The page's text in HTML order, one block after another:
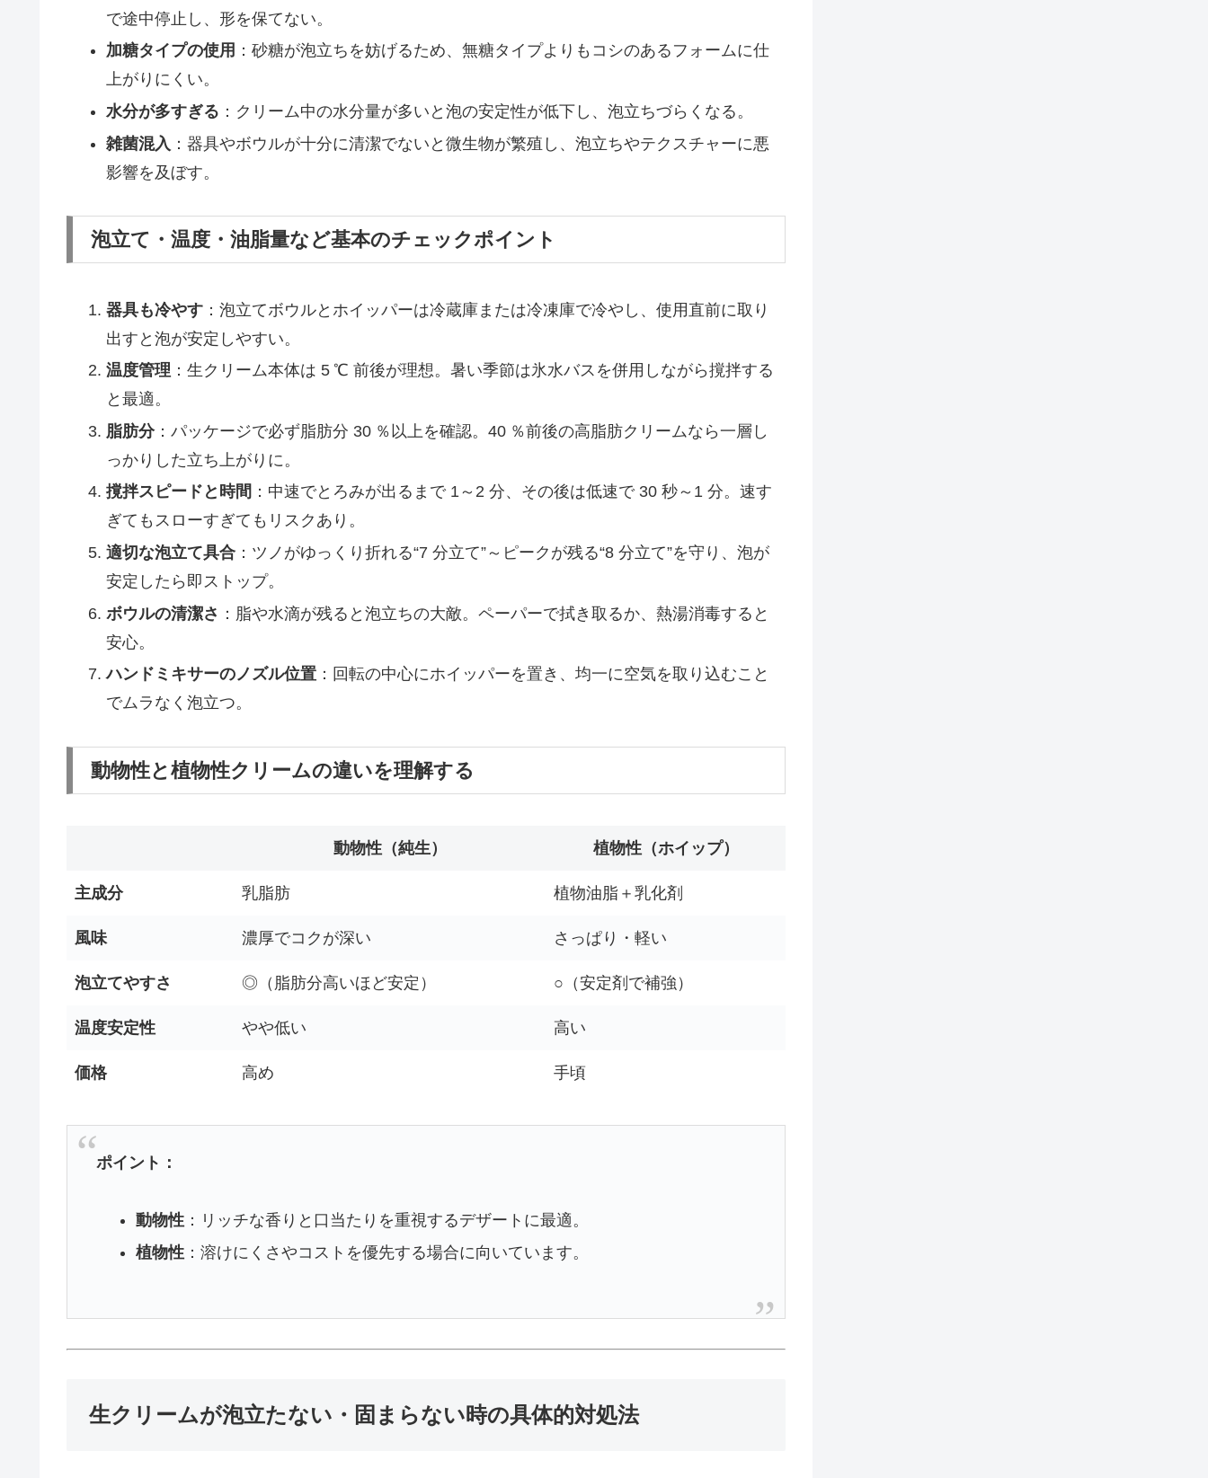
で途中停止し、形を保てない。
加糖タイプの使用 ：砂糖が泡立ちを妨げるため、無糖タイプよりもコシのあるフォームに仕
上がりにくい。
水分が多すぎる ：クリーム中の水分量が多いと泡の安定性が低下し、泡立ちづらくなる。
雑菌混入 ：器具やボウルが十分に清潔でないと微生物が繁殖し、泡立ちやテクスチャーに悪
影響を及ぼす。
泡立て・温度・油脂量など基本のチェックポイント
器具も冷やす：泡立てボウルとホイッパーは冷蔵庫または冷凍庫で冷やし、使用直前に取り
出すと泡が安定しやすい。
温度管理 ：生クリーム本体は 5 ℃ 前後が理想。暑い季節は氷水バスを併用しながら撹拌する
と最適。
脂肪分：パッケージで必ず脂肪分 30 ％以上を確認。40 ％前後の高脂肪クリームなら一層し
っかりした立ち上がりに。
撹拌スピードと時間 ：中速でとろみが出るまで 1～2 分、その後は低速で 30 秒～1 分。速す
ぎてもスローすぎてもリスクあり。
適切な泡立て具合：ツノがゆっくり折れる“7 分立て”～ピークが残る“8 分立て”を守り、泡が
安定したら即ストップ。
ボウルの清潔さ ：脂や水滴が残ると泡立ちの大敵。ペーパーで拭き取るか、熱湯消毒すると
安心。
ハンドミキサーのノズル位置：回転の中心にホイッパーを置き、均一に空気を取り込むこと
でムラなく泡立つ。
動物性と植物性クリームの違いを理解する
動物性（純生） 植物性（ホイップ）
主成分 乳脂肪 植物油脂＋乳化剤
風味 濃厚でコクが深い さっぱり・軽い
泡立てやすさ ◎（脂肪分高いほど安定） ○（安定剤で補強）
温度安定性 やや低い 高い
価格 高め 手頃
ポイント：
動物性：リッチな香りと口当たりを重視するデザートに最適。
植物性：溶けにくさやコストを優先する場合に向いています。
生クリームが泡立たない・固まらない時の具体的対処法